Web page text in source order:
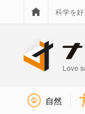
科学を
Love
自然